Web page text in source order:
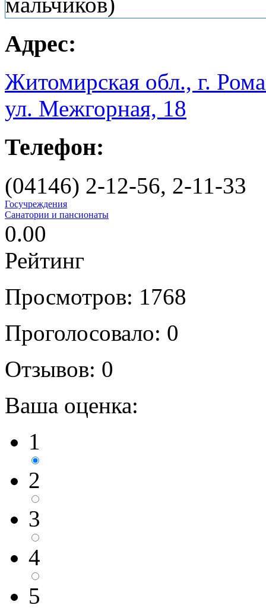
Адрес:
Житомирская обл., г.
ул. Межгорная, 18
Телефон:
(04146) 2-12-56, 2-11-33
Госучреждения
Санатории и пансионаты
0.00
Рейтинг
Просмотров: 1768
Проголосовало: 0
Отзывов: 0
Ваша оценка:
1
2
3
4
5